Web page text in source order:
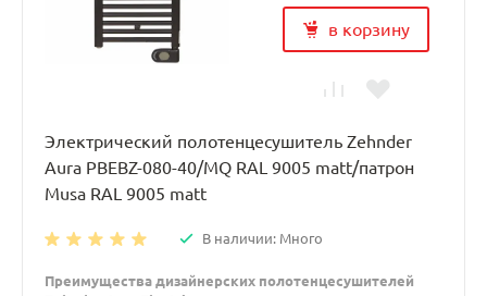
в корзину
Электрический полотенцесушитель Zehnder
Aura PBEBZ-080-40/MQ RAL 9005 matt/патрон
Musa RAL 9005 matt
В наличии: Много
Преимущества дизайнерских полотенцесушителей